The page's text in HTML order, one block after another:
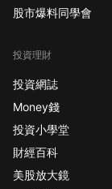
股市爆料同學會
投資理財
投資網誌
Money錢
投資小學堂
財經百科
美股放大鏡